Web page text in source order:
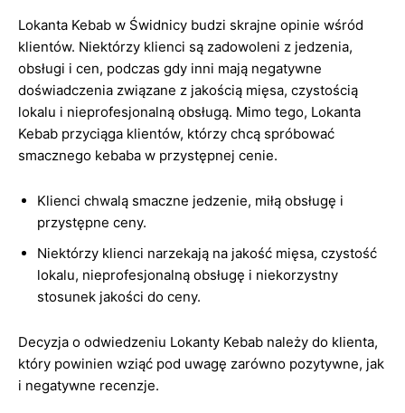
Lokanta Kebab w Świdnicy budzi skrajne opinie wśród
klientów. Niektórzy klienci są zadowoleni z jedzenia,
obsługi i cen, podczas gdy inni mają negatywne
doświadczenia związane z jakością mięsa, czystością
lokalu i nieprofesjonalną obsługą. Mimo tego, Lokanta
Kebab przyciąga klientów, którzy chcą spróbować
smacznego kebaba w przystępnej cenie.
Klienci chwalą smaczne jedzenie, miłą obsługę i
przystępne ceny.
Niektórzy klienci narzekają na jakość mięsa, czystość
lokalu, nieprofesjonalną obsługę i niekorzystny
stosunek jakości do ceny.
Decyzja o odwiedzeniu Lokanty Kebab należy do klienta,
który powinien wziąć pod uwagę zarówno pozytywne, jak
i negatywne recenzje.